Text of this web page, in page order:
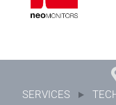
SERVICES